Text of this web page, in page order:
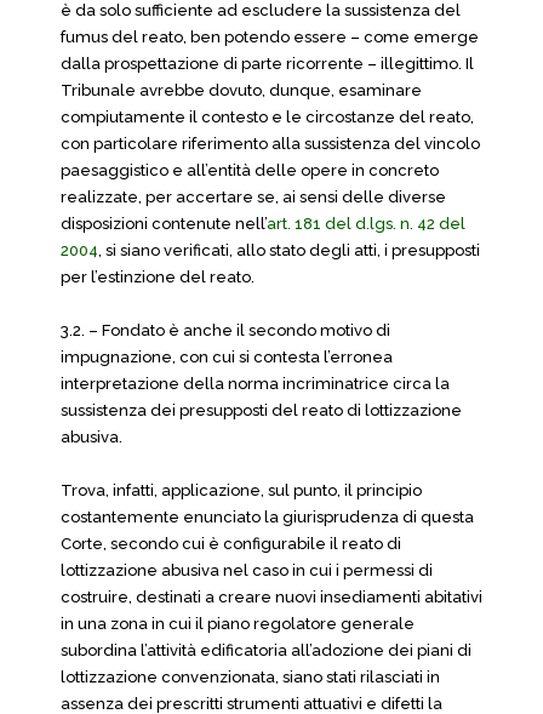
è da solo sufficiente ad escludere la sussistenza del
fumus del reato, ben potendo essere – come emerge
dalla prospettazione di parte ricorrente – illegittimo. Il
Tribunale avrebbe dovuto, dunque, esaminare
compiutamente il contesto e le circostanze del reato,
con particolare riferimento alla sussistenza del vincolo
paesaggistico e all’entità delle opere in concreto
realizzate, per accertare se, ai sensi delle diverse
disposizioni contenute nell’art. 181 del d.lgs. n. 42 del
2004, si siano verificati, allo stato degli atti, i presupposti
per l’estinzione del reato.
3.2. – Fondato è anche il secondo motivo di
impugnazione, con cui si contesta l’erronea
interpretazione della norma incriminatrice circa la
sussistenza dei presupposti del reato di lottizzazione
abusiva.
Trova, infatti, applicazione, sul punto, il principio
costantemente enunciato la giurisprudenza di questa
Corte, secondo cui è configurabile il reato di
lottizzazione abusiva nel caso in cui i permessi di
costruire, destinati a creare nuovi insediamenti abitativi
in una zona in cui il piano regolatore generale
subordina l’attività edificatoria all’adozione dei piani di
lottizzazione convenzionata, siano stati rilasciati in
assenza dei prescritti strumenti attuativi e difetti la